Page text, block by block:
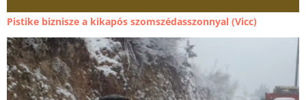
Pistike biznisze a kikapós szomszédasszonnyal (Vicc)